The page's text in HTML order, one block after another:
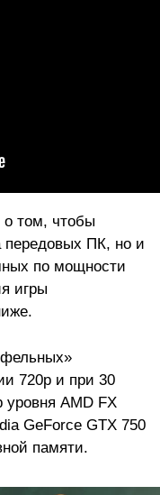
о том, чтобы
передовых ПК, но и
по мощности
игры
720p и при 30
уровня AMD FX
GeForce GTX 750
памяти.